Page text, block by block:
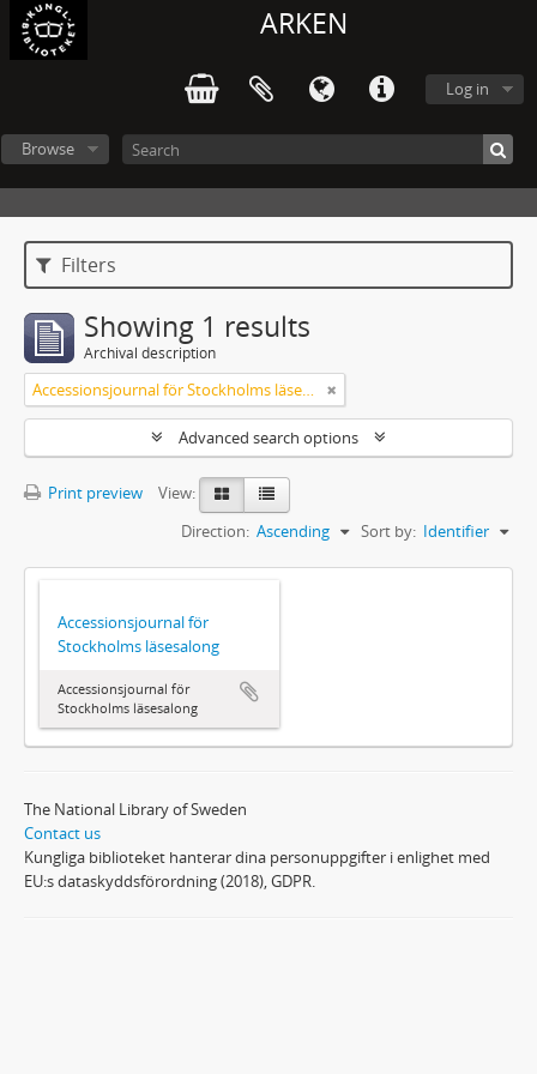
ARKEN
Log in
Browse
Filters
Showing 1 results
Archival description
Accessionsjournal för Stockholms läsesalong
Advanced search options
Print preview
View:
Sort by: Identifier
Direction: Ascending
Accessionsjournal för
Stockholms läsesalong
Accessionsjournal för
Stockholms läsesalong
The National Library of Sweden
Contact us
Kungliga biblioteket hanterar dina personuppgifter i enlighet med
EU:s dataskyddsförordning (2018), GDPR.